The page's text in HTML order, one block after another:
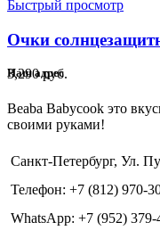
Быстрый просмотр
Очки
3,290руб.
Наш адрес
Beaba Babycook это
своими руками!
Санкт-Петербург, Ул.
Телефон: +7 (812) 970-
WhatsApp: +7 (952) 379-